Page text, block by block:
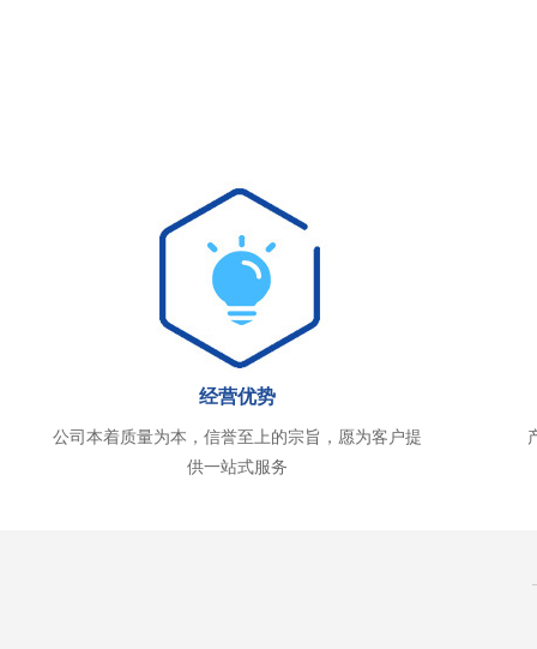
经营优势
公司本着质量为本，信誉至上的宗旨，愿为客户提
供一站式服务